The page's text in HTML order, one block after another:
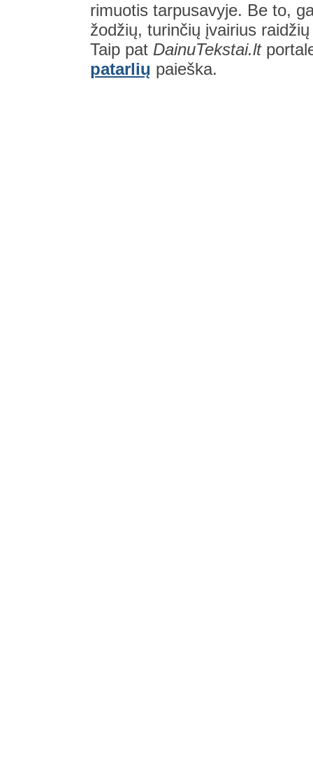
rimuotis tarpusavyje. Be to,
žodžių, turinčių įvairius
Taip pat DainuTekstai.lt
patarlių paieška.